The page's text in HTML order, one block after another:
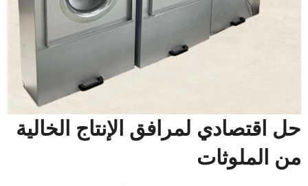
حل اقتصادي لمرافق الإنتاج الخالية
من الملوثات